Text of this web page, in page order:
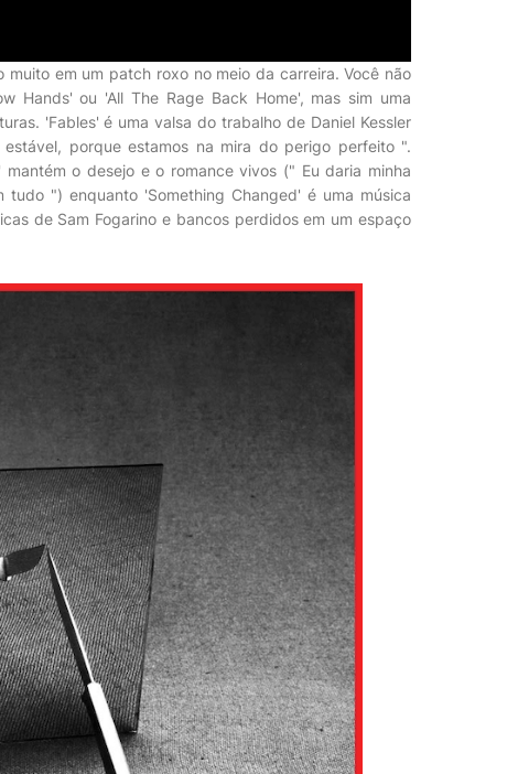
muito em um patch roxo no meio da carreira. Você não
Hands' ou 'All The Rage Back Home', mas sim uma
'Fables' é uma valsa do trabalho de Daniel Kessler
porque estamos na mira do perigo perfeito ".
o desejo e o romance vivos (" Eu daria minha
") enquanto 'Something Changed' é uma música
de Sam Fogarino e bancos perdidos em um espaço